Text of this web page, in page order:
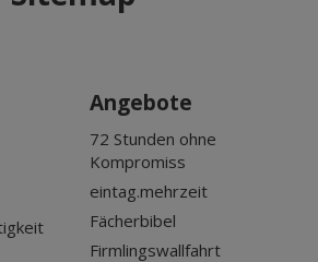
Mai 2027
Angebote
72 Stunden ohne
Kompromiss
eintag.mehrzeit
Fächerbibel
Firmlingswallfahrt